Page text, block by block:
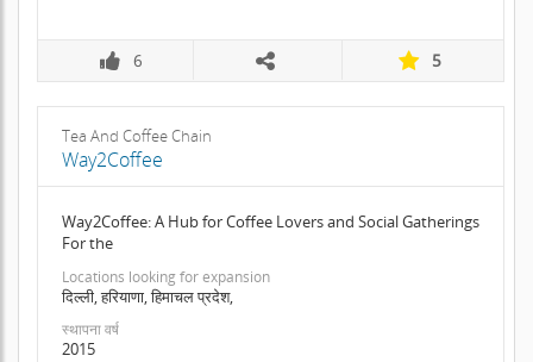
6 5
Tea And Coffee Chain
Way2Coffee
Way2Coffee: A Hub for Coffee Lovers and Social Gatherings
For the
Locations looking for expansion
दिल्ली, हरियाणा, हिमाचल प्रदेश,
स्थापना वर्ष
2015